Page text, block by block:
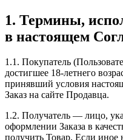
1. Термины,
в настоящем
1.1. Покупатель
достигшее 18-летнего
принявший условия
Заказ на сайте Продавца.
1.2. Получатель — лицо,
оформлении Заказа в
получить Товар. Если иное